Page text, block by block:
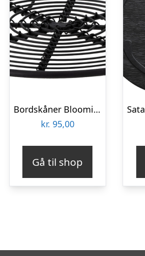
Bordskåner Bloomingville Sammy – bordbeskytter i sort metal Ø16 cm
kr. 95,00
Gå til shop